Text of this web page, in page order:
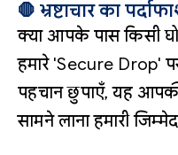
🛑 भ्रष्टाचार का
क्या आपके पास किसी
हमारे 'Secure Drop'
पहचान छुपाएँ, यह
सामने लाना हमारी